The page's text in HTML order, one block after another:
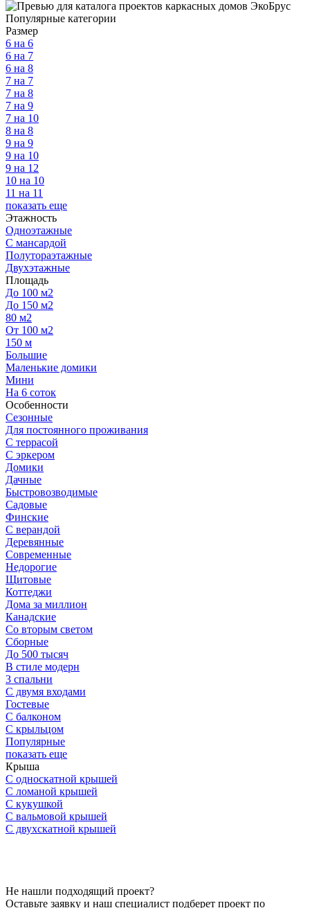
Популярные категории
Размер
6 на 6
6 на 7
6 на 8
7 на 7
7 на 8
7 на 9
7 на 10
8 на 8
9 на 9
9 на 10
9 на 12
10 на 10
11 на 11
показать еще
Этажность
Одноэтажные
С мансардой
Полутораэтажные
Двухэтажные
Площадь
До 100 м2
До 150 м2
80 м2
От 100 м2
150 м
Большие
Маленькие домики
Мини
На 6 соток
Особенности
Сезонные
Для постоянного проживания
С террасой
С эркером
Домики
Дачные
Быстровозводимые
Садовые
Финские
С верандой
Деревянные
Современные
Недорогие
Щитовые
Коттеджи
Дома за миллион
Канадские
Со вторым светом
Сборные
До 500 тысяч
В стиле модерн
3 спальни
С двумя входами
Гостевые
С балконом
С крыльцом
Популярные
показать еще
Крыша
С односкатной крышей
С ломаной крышей
С кукушкой
С вальмовой крышей
С двухскатной крышей
Не нашли подходящий проект?
Оставьте заявку и наш специалист подберет проект по